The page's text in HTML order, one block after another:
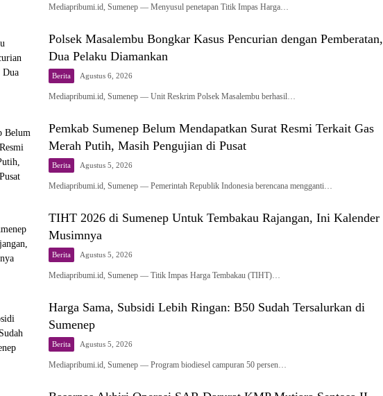
Mediapribumi.id, Sumenep — Menyusul penetapan Titik Impas Harga…
Polsek Masalembu Bongkar Kasus Pencurian dengan Pemberatan,
Dua Pelaku Diamankan
Berita Agustus 6, 2026
Mediapribumi.id, Sumenep — Unit Reskrim Polsek Masalembu berhasil…
Pemkab Sumenep Belum Mendapatkan Surat Resmi Terkait Gas
Merah Putih, Masih Pengujian di Pusat
Berita Agustus 5, 2026
Mediapribumi.id, Sumenep — Pemerintah Republik Indonesia berencana mengganti…
TIHT 2026 di Sumenep Untuk Tembakau Rajangan, Ini Kalender
Musimnya
Berita Agustus 5, 2026
Mediapribumi.id, Sumenep — Titik Impas Harga Tembakau (TIHT)…
Harga Sama, Subsidi Lebih Ringan: B50 Sudah Tersalurkan di
Sumenep
Berita Agustus 5, 2026
Mediapribumi.id, Sumenep — Program biodiesel campuran 50 persen…